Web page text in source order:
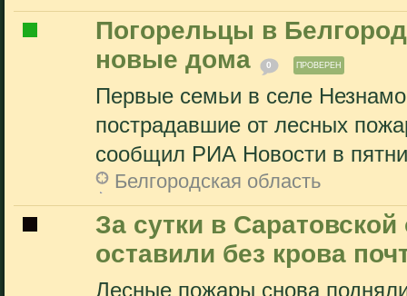
Погорельцы в
новые дома
0 ПРОВЕРЕН
Первые семьи в селе
пострадавшие от лесных
сообщил РИА Новости в
Белгородская область
За сутки в
оставили без крова
Лесные пожары снова